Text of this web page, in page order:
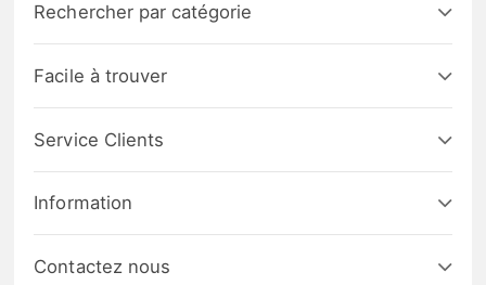
Rechercher par catégorie
Facile à trouver
Service Clients
Information
Contactez nous